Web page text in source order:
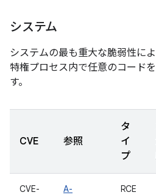
システム
システムの最も重大な脆弱性に
特権プロセス内で任意のコード
す。
CVE 参照
タ
イ
プ
CVE-
A-
RCE